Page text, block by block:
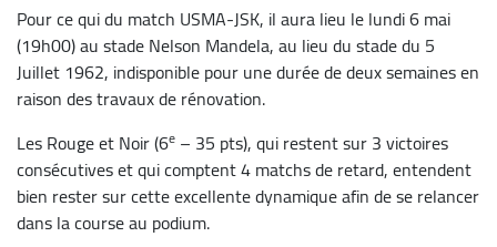
Pour ce qui du match USMA-JSK, il aura lieu le lundi 6 mai
(19h00) au stade Nelson Mandela, au lieu du stade du 5
Juillet 1962, indisponible pour une durée de deux semaines en
raison des travaux de rénovation.
Les Rouge et Noir (6e – 35 pts), qui restent sur 3 victoires
consécutives et qui comptent 4 matchs de retard, entendent
bien rester sur cette excellente dynamique afin de se relancer
dans la course au podium.